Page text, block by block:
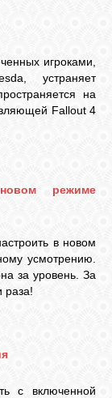
игроками,
устраняет
на
Fallout 4
режиме
в новом
усмотрению.
за уровень. За
раза!
с включенной